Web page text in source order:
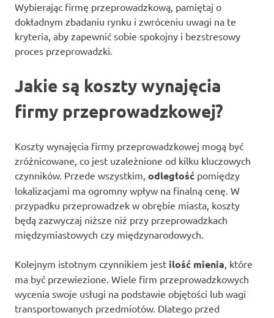
Wybierając firmę przeprowadzkową, pamiętaj o
dokładnym zbadaniu rynku i zwróceniu uwagi na te
kryteria, aby zapewnić sobie spokojny i bezstresowy
proces przeprowadzki.
Jakie są koszty wynajęcia
firmy przeprowadzkowej?
Koszty wynajęcia firmy przeprowadzkowej mogą być
zróżnicowane, co jest uzależnione od kilku kluczowych
czynników. Przede wszystkim, odległość pomiędzy
lokalizacjami ma ogromny wpływ na finalną cenę. W
przypadku przeprowadzek w obrębie miasta, koszty
będą zazwyczaj niższe niż przy przeprowadzkach
międzymiastowych czy międzynarodowych.
Kolejnym istotnym czynnikiem jest ilość mienia, które
ma być przewiezione. Wiele firm przeprowadzkowych
wycenia swoje usługi na podstawie objętości lub wagi
transportowanych przedmiotów. Dlatego przed